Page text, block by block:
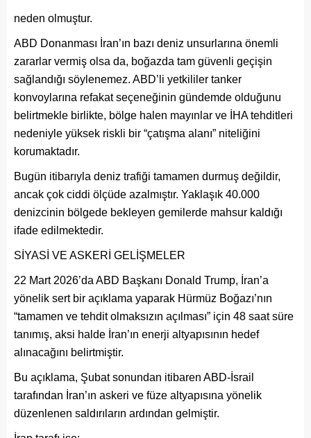
neden olmuştur.
ABD Donanması İran’ın bazı deniz unsurlarına önemli
zararlar vermiş olsa da, boğazda tam güvenli geçişin
sağlandığı söylenemez. ABD’li yetkililer tanker
konvoylarına refakat seçeneğinin gündemde olduğunu
belirtmekle birlikte, bölge halen mayınlar ve İHA tehditleri
nedeniyle yüksek riskli bir “çatışma alanı” niteliğini
korumaktadır.
Bugün itibarıyla deniz trafiği tamamen durmuş değildir,
ancak çok ciddi ölçüde azalmıştır. Yaklaşık 40.000
denizcinin bölgede bekleyen gemilerde mahsur kaldığı
ifade edilmektedir.
SİYASİ VE ASKERİ GELİŞMELER
22 Mart 2026’da ABD Başkanı Donald Trump, İran’a
yönelik sert bir açıklama yaparak Hürmüz Boğazı’nın
“tamamen ve tehdit olmaksızın açılması” için 48 saat süre
tanımış, aksi halde İran’ın enerji altyapısının hedef
alınacağını belirtmiştir.
Bu açıklama, Şubat sonundan itibaren ABD-İsrail
tarafından İran’ın askeri ve füze altyapısına yönelik
düzenlenen saldırıların ardından gelmiştir.